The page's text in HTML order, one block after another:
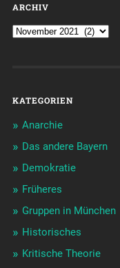
ARCHIV
KATEGORIEN
Anarchie
Das andere Bayern
Demokratie
Früheres
Gruppen in München
Historisches
Kritische Theorie